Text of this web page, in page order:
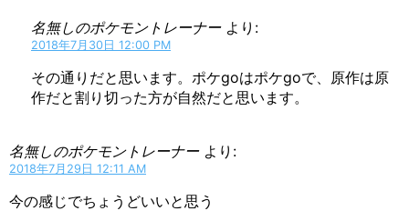
名無しのポケモントレーナー より:
2018年7月30日 12:00 PM
その通りだと思います。ポケgoはポケgoで、原作は原
作だと割り切った方が自然だと思います。
名無しのポケモントレーナー より:
2018年7月29日 12:11 AM
今の感じでちょうどいいと思う